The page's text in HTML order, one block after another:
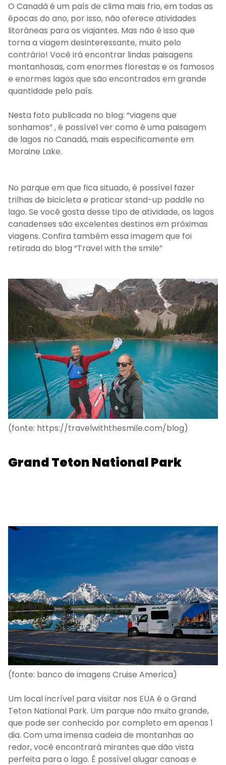
O Canadá é um país de clima mais frio, em todas as
épocas do ano, por isso, não oferece atividades
litorâneas para os viajantes. Mas não é isso que
torna a viagem desinteressante, muito pelo
contrário! Você irá encontrar lindas paisagens
montanhosas, com enormes florestas e os famosos
e enormes lagos que são encontrados em grande
quantidade pelo país.
Nesta foto publicada no blog: “viagens que
sonhamos” , é possível ver como é uma paisagem
de lagos no Canadá, mais especificamente em
Moraine Lake.
No parque em que fica situado, é possível fazer
trilhas de bicicleta e praticar stand-up paddle no
lago. Se você gosta desse tipo de atividade, os lagos
canadenses são excelentes destinos em próximas
viagens. Confira também essa imagem que foi
retirada do blog “Travel with the smile”
(fonte: https://travelwiththesmile.com/blog)
Grand Teton National Park
(fonte: banco de imagens Cruise America)
Um local incrível para visitar nos EUA é o Grand
Teton National Park. Um parque não muito grande,
que pode ser conhecido por completo em apenas 1
dia. Com uma imensa cadeia de montanhas ao
redor, você encontrará mirantes que dão vista
perfeita para o lago. É possível alugar canoas e